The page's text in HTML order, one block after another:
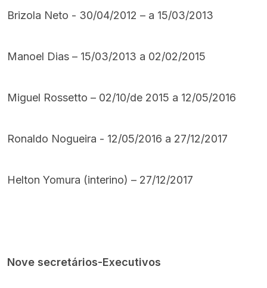
Brizola Neto - 30/04/2012 – a 15/03/2013
Manoel Dias – 15/03/2013 a 02/02/2015
Miguel Rossetto – 02/10/de 2015 a 12/05/2016
Ronaldo Nogueira - 12/05/2016 a 27/12/2017
Helton Yomura (interino) – 27/12/2017
Nove secretários-Executivos